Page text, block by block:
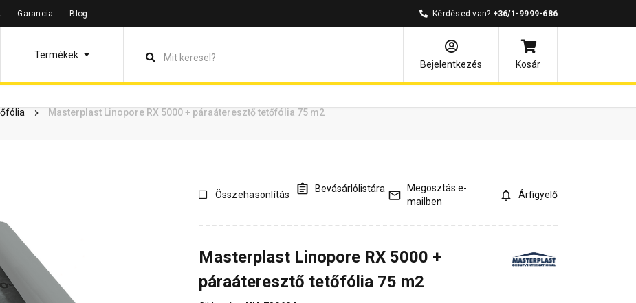
Garancia Blog Kérdésed van? +36/1-9999-686
Termékek
Bejelentkezés
Kosár
Masterplast Linopore RX 5000 + páraáteresztő tetőfólia 75 m2
leírás Termékinformáció Dokumentumok Vásárlói vélemények Kérdések és válaszok
Összehasonlítás
Bevásárlólistára
Megosztás e-
mailben
Árfigyelő
Masterplast Linopore RX 5000 +
páraáteresztő tetőfólia 75 m2